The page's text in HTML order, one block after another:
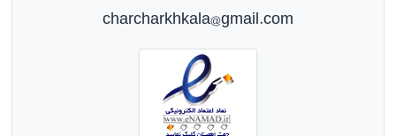
charcharkhkala@gmail.com